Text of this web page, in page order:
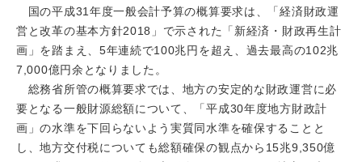
国の平成31年度一般会計予算の概算要求は、「経済財政運
営と改革の基本方針2018」で示された「新経済・財政再生計
画」を踏まえ、5年連続で100兆円を超え、過去最高の102兆
7,000億円余となりました。
総務省所管の概算要求では、地方の安定的な財政運営に必
要となる一般財源総額について、「平成30年度地方財政計
画」の水準を下回らないよう実質同水準を確保することと
し、地方交付税についても総額確保の観点から15兆9,350億